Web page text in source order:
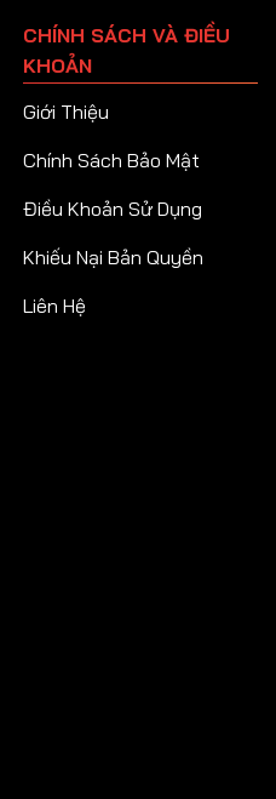
CHÍNH SÁCH VÀ ĐIỀU
KHOẢN
Giới Thiệu
Chính Sách Bảo Mật
Điều Khoản Sử Dụng
Khiếu Nại Bản Quyền
Liên Hệ